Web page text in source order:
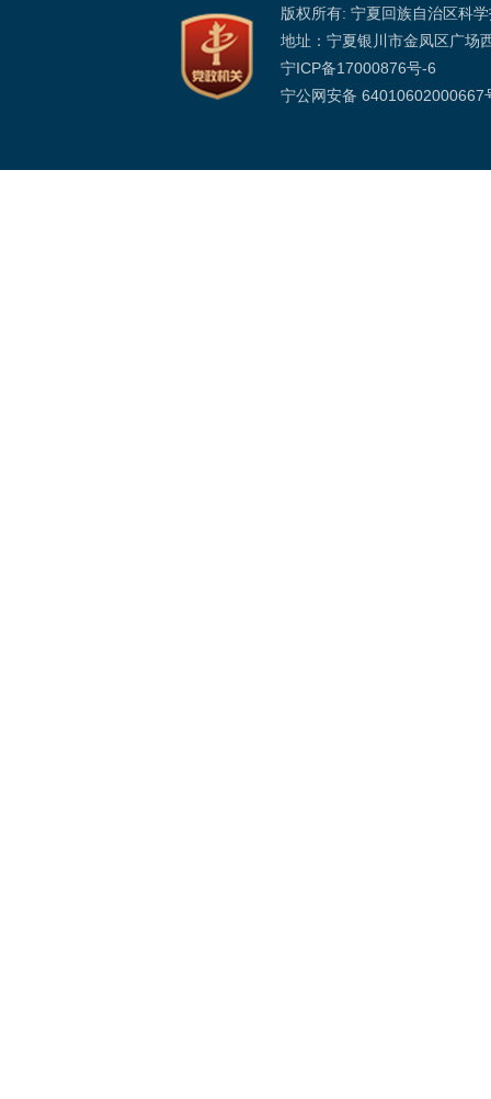
版权所有: 宁夏回族自治区科
地址：宁夏银川市金凤区广场
宁ICP备17000876号-6
宁公网安备 64010602000667